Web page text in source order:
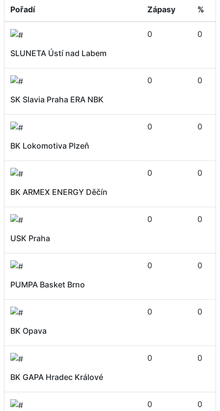
Pořadí Zápasy %
SLUNETA Ústí nad Labem
0 0
SK Slavia Praha ERA NBK
0 0
BK Lokomotiva Plzeň
0 0
BK ARMEX ENERGY Děčín
0 0
USK Praha
0 0
PUMPA Basket Brno
0 0
BK Opava
0 0
BK GAPA Hradec Králové
0 0
0 0